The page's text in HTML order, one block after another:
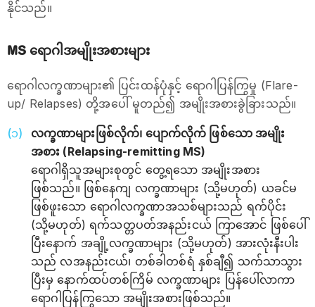
နိုင်သည်။
MS ရောဂါအမျိုးအစားများ
ရောဂါလက္ခဏာများ၏ ပြင်းထန်ပုံနှင့် ရောဂါပြန်ကြွမှု (Flare-
up/ Relapses) တို့အပေါ် မူတည်၍ အမျိုးအစားခွဲခြားသည်။
လက္ခဏာများဖြစ်လိုက်၊ ပျောက်လိုက် ဖြစ်သော အမျိုး
အစား (Relapsing-remitting MS)
ရောဂါရှိသူအများစုတွင် တွေ့ရသော အမျိုးအစား
ဖြစ်သည်။ ဖြစ်နေကျ လက္ခဏာများ (သို့မဟုတ်) ယခင်မ
ဖြစ်ဖူးသော ရောဂါလက္ခဏာအသစ်များသည် ရက်ပိုင်း
(သို့မဟုတ်) ရက်သတ္တပတ်အနည်းငယ် ကြာအောင် ဖြစ်ပေါ်
ပြီးနောက် အချို့လက္ခဏာများ (သို့မဟုတ်) အားလုံးနီးပါး
သည် လအနည်းငယ်၊ တစ်ခါတစ်ရံ နှစ်ချီ၍ သက်သာသွား
ပြီးမှ နောက်ထပ်တစ်ကြိမ် လက္ခဏာများ ပြန်ပေါ်လာကာ
ရောဂါပြန်ကြွသော အမျိုးအစားဖြစ်သည်။